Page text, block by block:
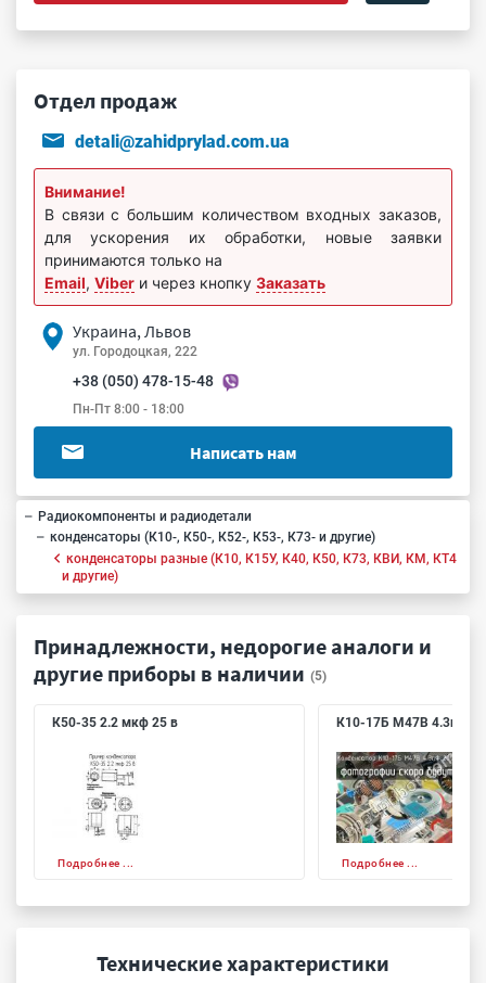
Отдел продаж
detali@zahidprylad.com.ua
Внимание!
В связи с большим количеством входных заказов,
для ускорения их обработки, новые заявки
принимаются только на
Email, Viber и через кнопку Заказать
Украина, Львов
ул. Городоцкая, 222
+38 (050) 478-15-48
Пн-Пт 8:00 - 18:00
Написать нам
Радиокомпоненты и радиодетали
конденсаторы (К10-, К50-, К52-, К53-, К73- и другие)
конденсаторы разные (К10, К15У, К40, К50, К73, КВИ, КМ, КТ4
и другие)
Принадлежности, недорогие аналоги и
другие приборы в наличии (5)
К50-35 2.2 мкф 25 в
Подробнее ...
К10-17Б М47В 4.3пФ
Подробнее ...
Технические характеристики